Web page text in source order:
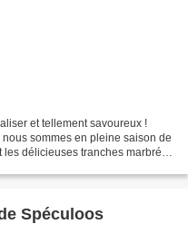
et tellement savoureux !
sommes en pleine saison de
délicieuses tranches marbrées
Spéculoos